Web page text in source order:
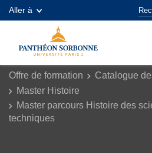
Aller à
Offre de formation Catalogue
Master Histoire
Master parcours Histoire des
techniques